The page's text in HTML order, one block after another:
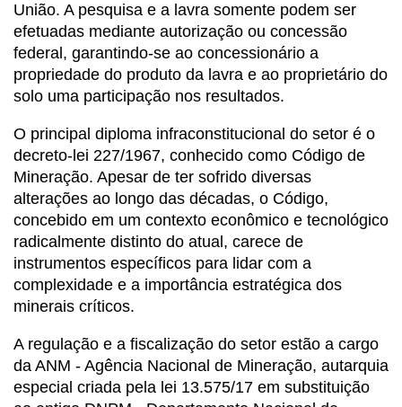
União. A pesquisa e a lavra somente podem ser
efetuadas mediante autorização ou concessão
federal, garantindo-se ao concessionário a
propriedade do produto da lavra e ao proprietário do
solo uma participação nos resultados.
O principal diploma infraconstitucional do setor é o
decreto-lei 227/1967, conhecido como Código de
Mineração. Apesar de ter sofrido diversas
alterações ao longo das décadas, o Código,
concebido em um contexto econômico e tecnológico
radicalmente distinto do atual, carece de
instrumentos específicos para lidar com a
complexidade e a importância estratégica dos
minerais críticos.
A regulação e a fiscalização do setor estão a cargo
da ANM - Agência Nacional de Mineração, autarquia
especial criada pela lei 13.575/17 em substituição